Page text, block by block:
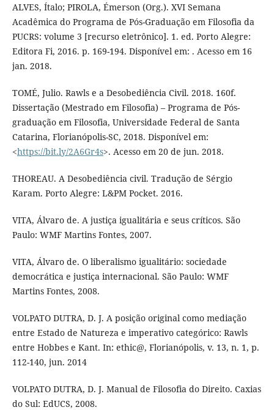
ALVES, Ítalo; PIROLA, Émerson (Org.). XVI Semana
Acadêmica do Programa de Pós-Graduação em Filosofia da
PUCRS: volume 3 [recurso eletrônico]. 1. ed. Porto Alegre:
Editora Fi, 2016. p. 169-194. Disponível em: . Acesso em 16
jan. 2018.
TOMÉ, Julio. Rawls e a Desobediência Civil. 2018. 160f.
Dissertação (Mestrado em Filosofia) – Programa de Pós-
graduação em Filosofia, Universidade Federal de Santa
Catarina, Florianópolis-SC, 2018. Disponível em:
<https://bit.ly/2A6Gr4s>. Acesso em 20 de jun. 2018.
THOREAU. A Desobediência civil. Tradução de Sérgio
Karam. Porto Alegre: L&PM Pocket. 2016.
VITA, Álvaro de. A justiça igualitária e seus críticos. São
Paulo: WMF Martins Fontes, 2007.
VITA, Álvaro de. O liberalismo igualitário: sociedade
democrática e justiça internacional. São Paulo: WMF
Martins Fontes, 2008.
VOLPATO DUTRA, D. J. A posição original como mediação
entre Estado de Natureza e imperativo categórico: Rawls
entre Hobbes e Kant. In: ethic@, Florianópolis, v. 13, n. 1, p.
112-140, jun. 2014
VOLPATO DUTRA, D. J. Manual de Filosofia do Direito. Caxias
do Sul: EdUCS, 2008.